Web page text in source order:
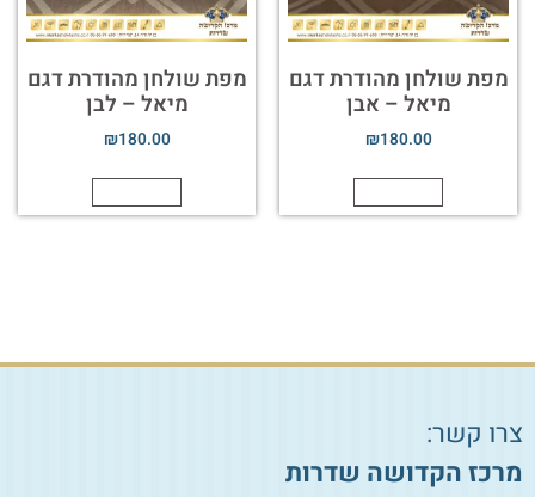
מפת שולחן מהודרת דגם
מיאל – אבן
₪180.00
מפת שולחן מהודרת דגם
מיאל – לבן
₪180.00
צרו קשר:
מרכז הקדושה שדרות